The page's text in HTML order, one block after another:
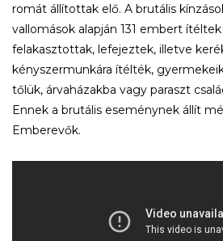
romát állítottak elő. A brutális
vallomások alapján 131 embert
felakasztottak, lefejeztek, illetve
kényszermunkára ítélték,
tőlük, árvaházakba vagy paraszt
Ennek a brutális eseménynek állít
Emberevők.